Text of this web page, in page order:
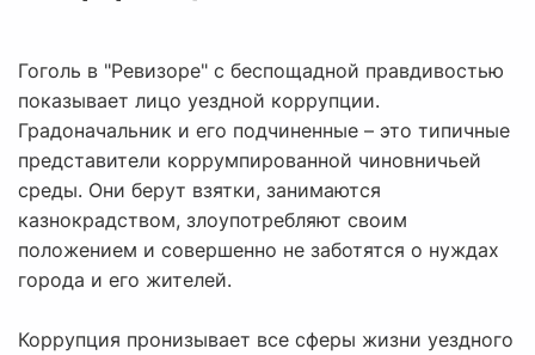
Гоголь в "Ревизоре" с беспощадной правдивостью
показывает лицо уездной коррупции.
Градоначальник и его подчиненные – это типичные
представители коррумпированной чиновничьей
среды. Они берут взятки, занимаются
казнокрадством, злоупотребляют своим
положением и совершенно не заботятся о нуждах
города и его жителей.
Коррупция пронизывает все сферы жизни уездного